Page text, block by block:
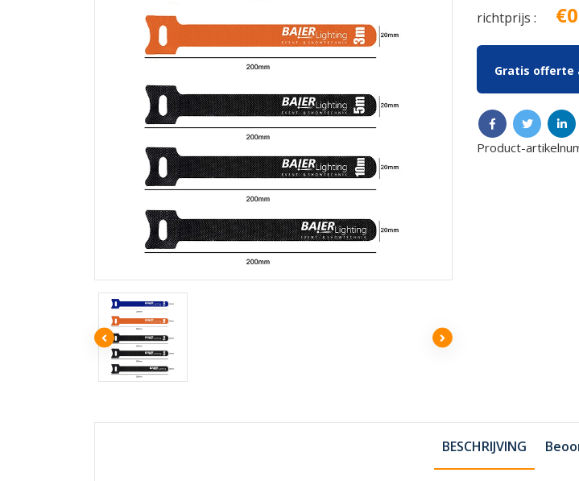
richtprijs :
Gratis offerte
Product-
BESCHRIJVING